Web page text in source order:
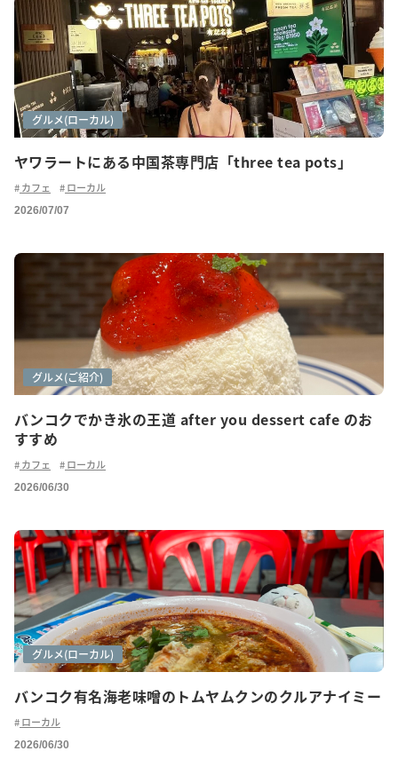
ヤワラートにある中国茶専門店「three tea pots」
カフェ巡り
グルメ(ご紹介)
グルメ(ローカル)
カフェ ローカル
2026/07/07
バンコクでかき氷の王道 after you dessert cafe のお
すすめ
カフェ巡り
グルメ
グルメ(ご紹介)
カフェ ローカル
2026/06/30
バンコク有名海老味噌のトムヤムクンのクルアナイミー
グルメ
グルメ(ご紹介)
グルメ(ローカル)
ローカル
2026/06/30